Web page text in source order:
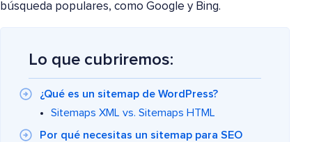
búsqueda populares, como Google y Bing.
Lo que cubriremos:
¿Qué es un sitemap de WordPress?
Sitemaps XML vs. Sitemaps HTML
Por qué necesitas un sitemap para SEO